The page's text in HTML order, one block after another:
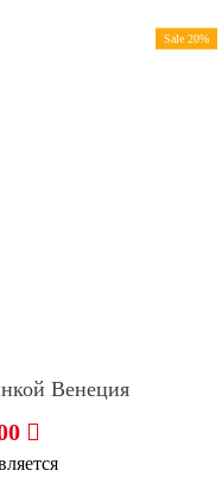
Sale 20%
Венеция